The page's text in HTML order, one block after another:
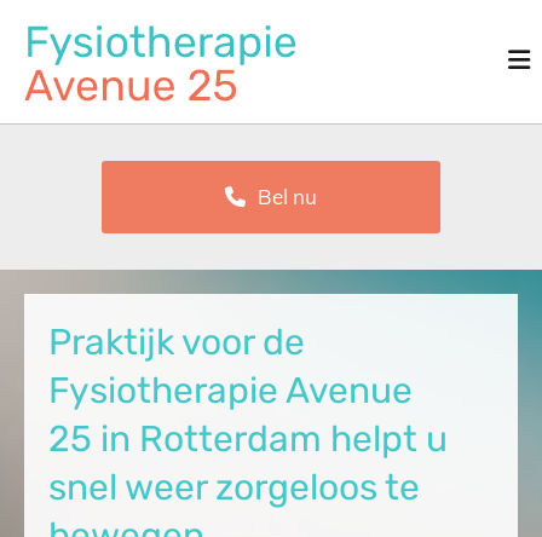
Bel nu
Praktijk voor de
Fysiotherapie Avenue
25 in Rotterdam helpt u
snel weer zorgeloos te